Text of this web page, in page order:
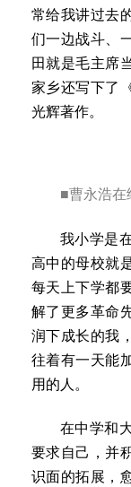
常给我讲过去
们一边战斗、
田就是毛主席
家乡还写下了
光辉著作。
■曹永浩在
我小学是
高中的母校就
每天上下学都
解了更多革命
润下成长的我
往着有一天能
用的人。
在中学和
要求自己，并
识面的拓展，